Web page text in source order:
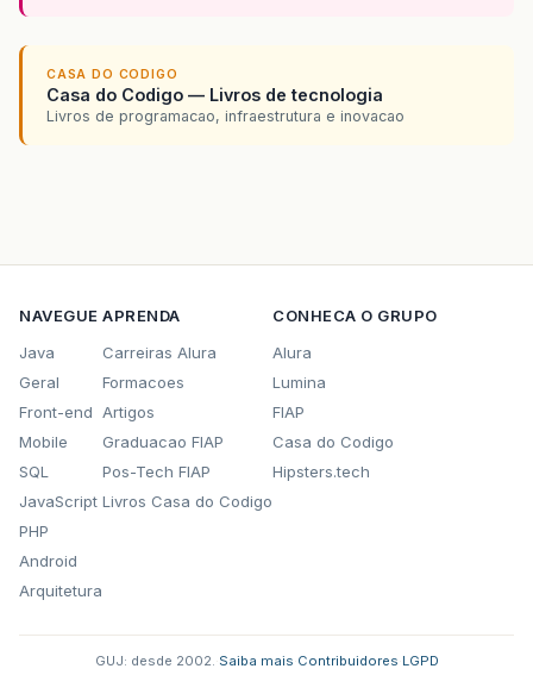
CASA DO CODIGO
Casa do Codigo — Livros de tecnologia
Livros de programacao, infraestrutura e inovacao
NAVEGUE
Java
Geral
Front-end
Mobile
SQL
JavaScript
PHP
Android
Arquitetura
APRENDA
Carreiras Alura
Formacoes
Artigos
Graduacao FIAP
Pos-Tech FIAP
Livros Casa do Codigo
CONHECA O GRUPO
Alura
Lumina
FIAP
Casa do Codigo
Hipsters.tech
GUJ: desde 2002. Saiba mais Contribuidores LGPD